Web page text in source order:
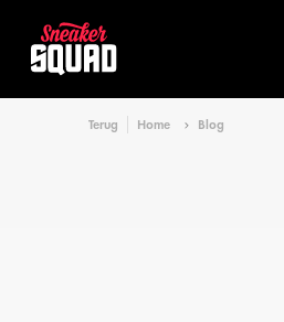
Terug Home Blog